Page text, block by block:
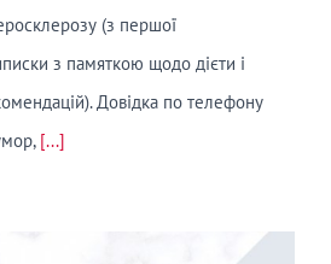
(з першої
з памяткою щодо дієти і
Довідка по телефону
[...]